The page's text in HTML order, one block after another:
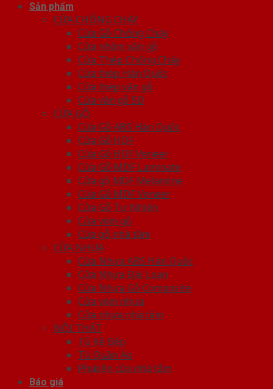
Sản phẩm
CỬA CHỐNG CHÁY
Cửa Gỗ Chống Cháy
Cửa nhôm vân gỗ
Cửa Thép Chống Cháy
Cửa thép Hàn Quốc
Cửa thép vân gỗ
Cửa vân gỗ 5D
CỬA GỖ
Cửa Gỗ ABS Hàn Quốc
Cửa Gỗ HDF
Cửa Gỗ HDF Veneer
Cửa Gỗ MDF Laminate
Cửa gỗ MDF Melamine
Cửa Gỗ MDF Veneer
Cửa Gỗ Tự Nhiên
Cửa vòm gỗ
Cửa gỗ nhà tắm
CỬA NHỰA
Cửa Nhựa ABS Hàn Quốc
Cửa Nhựa Đài Loan
Cửa Nhựa Gỗ Composite
Cửa vòm nhựa
Cửa nhựa nhà tắm
NỘI THẤT
Tủ Kệ Bếp
Tủ Quần Áo
Phụ kiện cửa nhà tắm
Báo giá